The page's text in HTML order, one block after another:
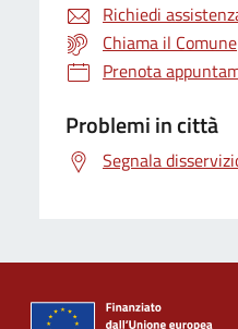
Richiedi
Chiama il Comune
Prenota
Problemi in città
Segnala